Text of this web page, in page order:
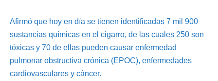
Afirmó que hoy en día se tienen identificadas 7 mil 900
sustancias químicas en el cigarro, de las cuales 250 son
tóxicas y 70 de ellas pueden causar enfermedad
pulmonar obstructiva crónica (EPOC), enfermedades
cardiovasculares y cáncer.